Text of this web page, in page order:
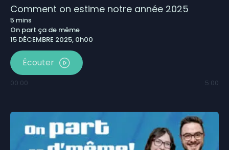
Comment on estime notre année 2025
5 mins
On part ça de même
15 DÉCEMBRE 2025, 0h00
Écouter
00:00 5:00